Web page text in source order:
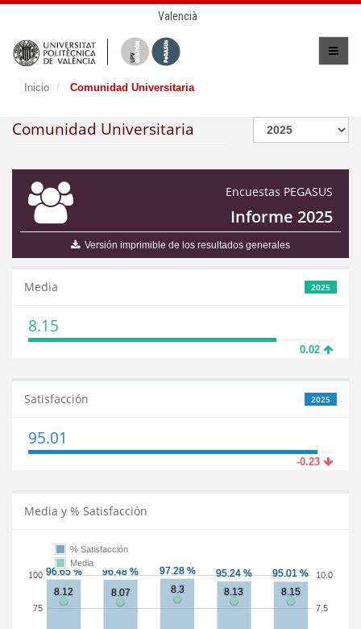
Valencià
Inicio Comunidad Universitaria
Comunidad Universitaria
Encuestas PEGASUS
Informe 2025
Versión imprimible de los resultados generales
2025
Media
8.15
0.02
2025
Satisfacción
95.01
-0.23
Media y % Satisfacción
75
100
7.5
10.0
% Satisfacción
Media